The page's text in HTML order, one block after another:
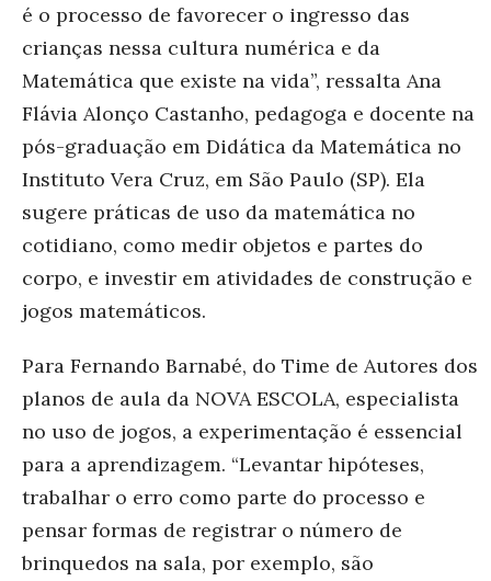
é o processo de favorecer o ingresso das
crianças nessa cultura numérica e da
Matemática que existe na vida”, ressalta Ana
Flávia Alonço Castanho, pedagoga e docente na
pós-graduação em Didática da Matemática no
Instituto Vera Cruz, em São Paulo (SP). Ela
sugere práticas de uso da matemática no
cotidiano, como medir objetos e partes do
corpo, e investir em atividades de construção e
jogos matemáticos.
Para Fernando Barnabé, do Time de Autores dos
planos de aula da NOVA ESCOLA, especialista
no uso de jogos, a experimentação é essencial
para a aprendizagem. “Levantar hipóteses,
trabalhar o erro como parte do processo e
pensar formas de registrar o número de
brinquedos na sala, por exemplo, são